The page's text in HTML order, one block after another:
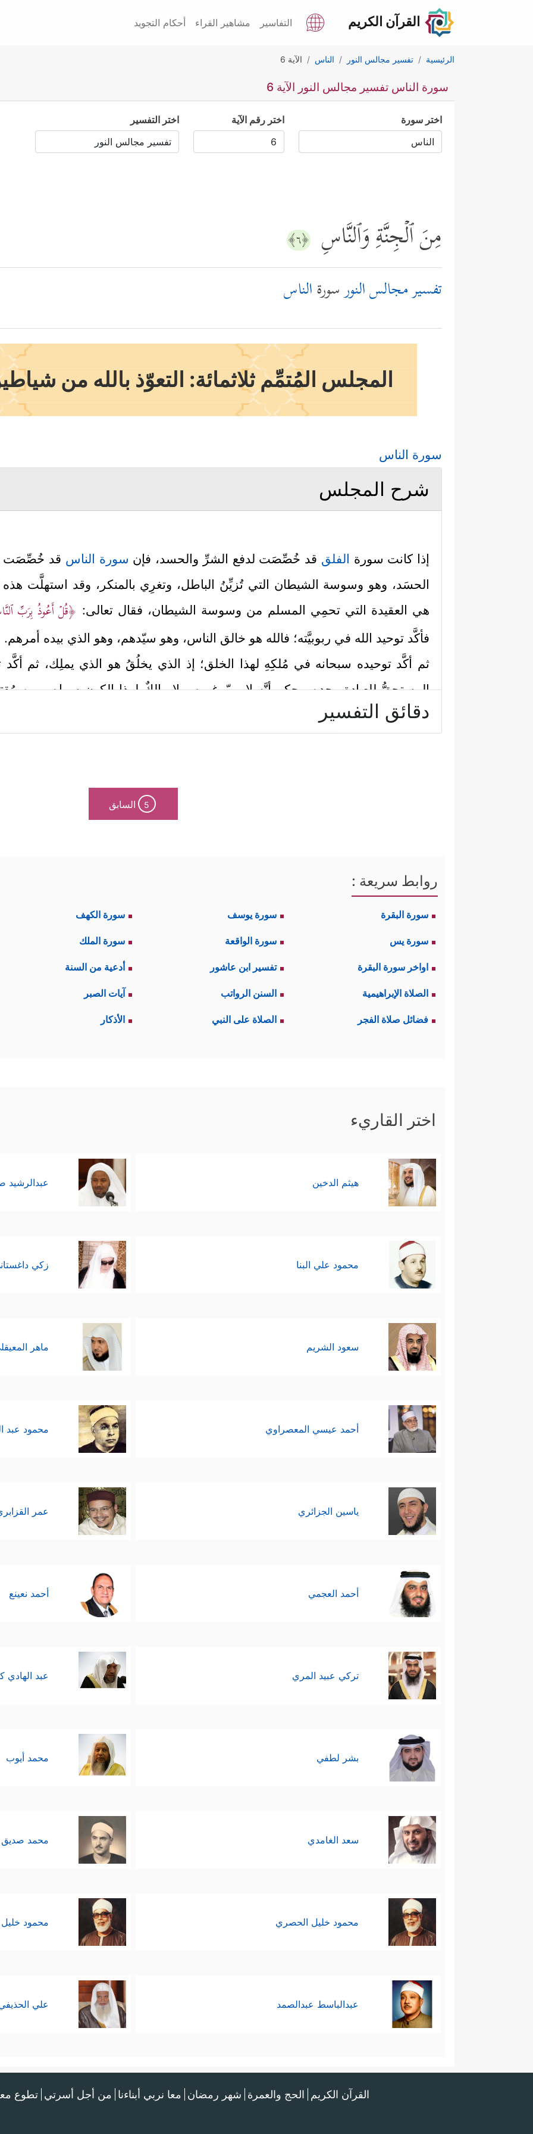
القرآن الكريم التفاسير مشاهير القراء أحكام التجويد
الرئيسية تفسير مجالس النور الناس الآية 6
سورة الناس تفسير مجالس النور الآية 6
اختر سورة اختر رقم الآية اختر التفسير
مِنَ ٱلۡجِنَّةِ وَٱلنَّاسِ ﴿٦﴾
تفسير مجالس النورسورةالناس
المجلس المُتمِّم ثلاثمائة: التعوّذ بالله من
سورة الناس
شرح المجلس
إذا كانت سورة الفلق قد خُصِّصَت لدفع الشرِّ والحسد، فإن سورة الناس قد خُصِّصَت
الحسَد، وهو وسوسة الشيطان التي تُزيِّنُ الباطل، وتغرِي بالمنكر، وقد استهلَّت هذه
هي العقيدة التي تحمِي المسلم من وسوسة الشيطان، فقال تعالى: ﴿قُلۡ أَعُوذُ بِرَبِّ
فأكَّد توحيد الله في ربوبيَّته؛ فالله هو خالق الناس، وهو سيّدهم، وهو الذي بيده أمرهم.
ثم أكَّد توحيده سبحانه في مُلكِهِ لهذا الخلق؛ إذ الذي يخلُقُ هو الذي يملِك، ثم أكَّد
المستحقُّ للعبادة وحده، بحكم أنَّه لا ربّ غيره، ولا مالكٌ لهذا الكون سِواه، ومن
وحده، والضَّراعة بين يديه لدفع شرِّ الشيطان ووسوسته
دقائق التفسير
5 السابق
روابط سريعة :
سورة البقرة سورة يوسف سورة الكهف
سورة يس سورة الواقعة سورة الملك
اواخر سورة البقرة تفسير ابن عاشور أدعية من السنة
الصلاة الإبراهيمية السنن الرواتب آيات الصبر
فضائل صلاة الفجر الصلاة على النبي الأذكار
اختر القاريء
هيثم الدخين عبدالرشيد
محمود علي البنا زكي
سعود الشريم ماهر
أحمد عيسي المعصراوي محمود عبد
ياسين الجزائري عمر
أحمد العجمي أحمد نعينع
تركي عبيد المري عبد الهادي
بشر لطفي محمد أيوب
سعد الغامدي محمد صديق
محمود خليل الحصري محمود
عبدالباسط عبدالصمد علي
القرآن الكريم الحج والعمرة شهر رمضان معا نربي أبناءنا من أجل أسرتي تطوع